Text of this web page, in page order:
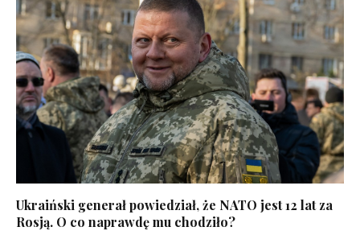
Ukraiński generał powiedział, że NATO jest 12 lat za
Rosją. O co naprawdę mu chodziło?